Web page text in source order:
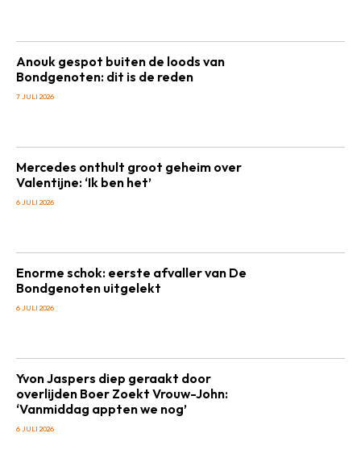
Anouk gespot buiten de loods van
Bondgenoten: dit is de reden
7 JULI 2026
Mercedes onthult groot geheim over
Valentijne: ‘Ik ben het’
6 JULI 2026
Enorme schok: eerste afvaller van De
Bondgenoten uitgelekt
6 JULI 2026
Yvon Jaspers diep geraakt door
overlijden Boer Zoekt Vrouw-John:
‘Vanmiddag appten we nog’
6 JULI 2026